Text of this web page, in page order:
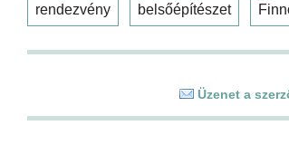
rendezvény belsőépítészet
Üzenet a